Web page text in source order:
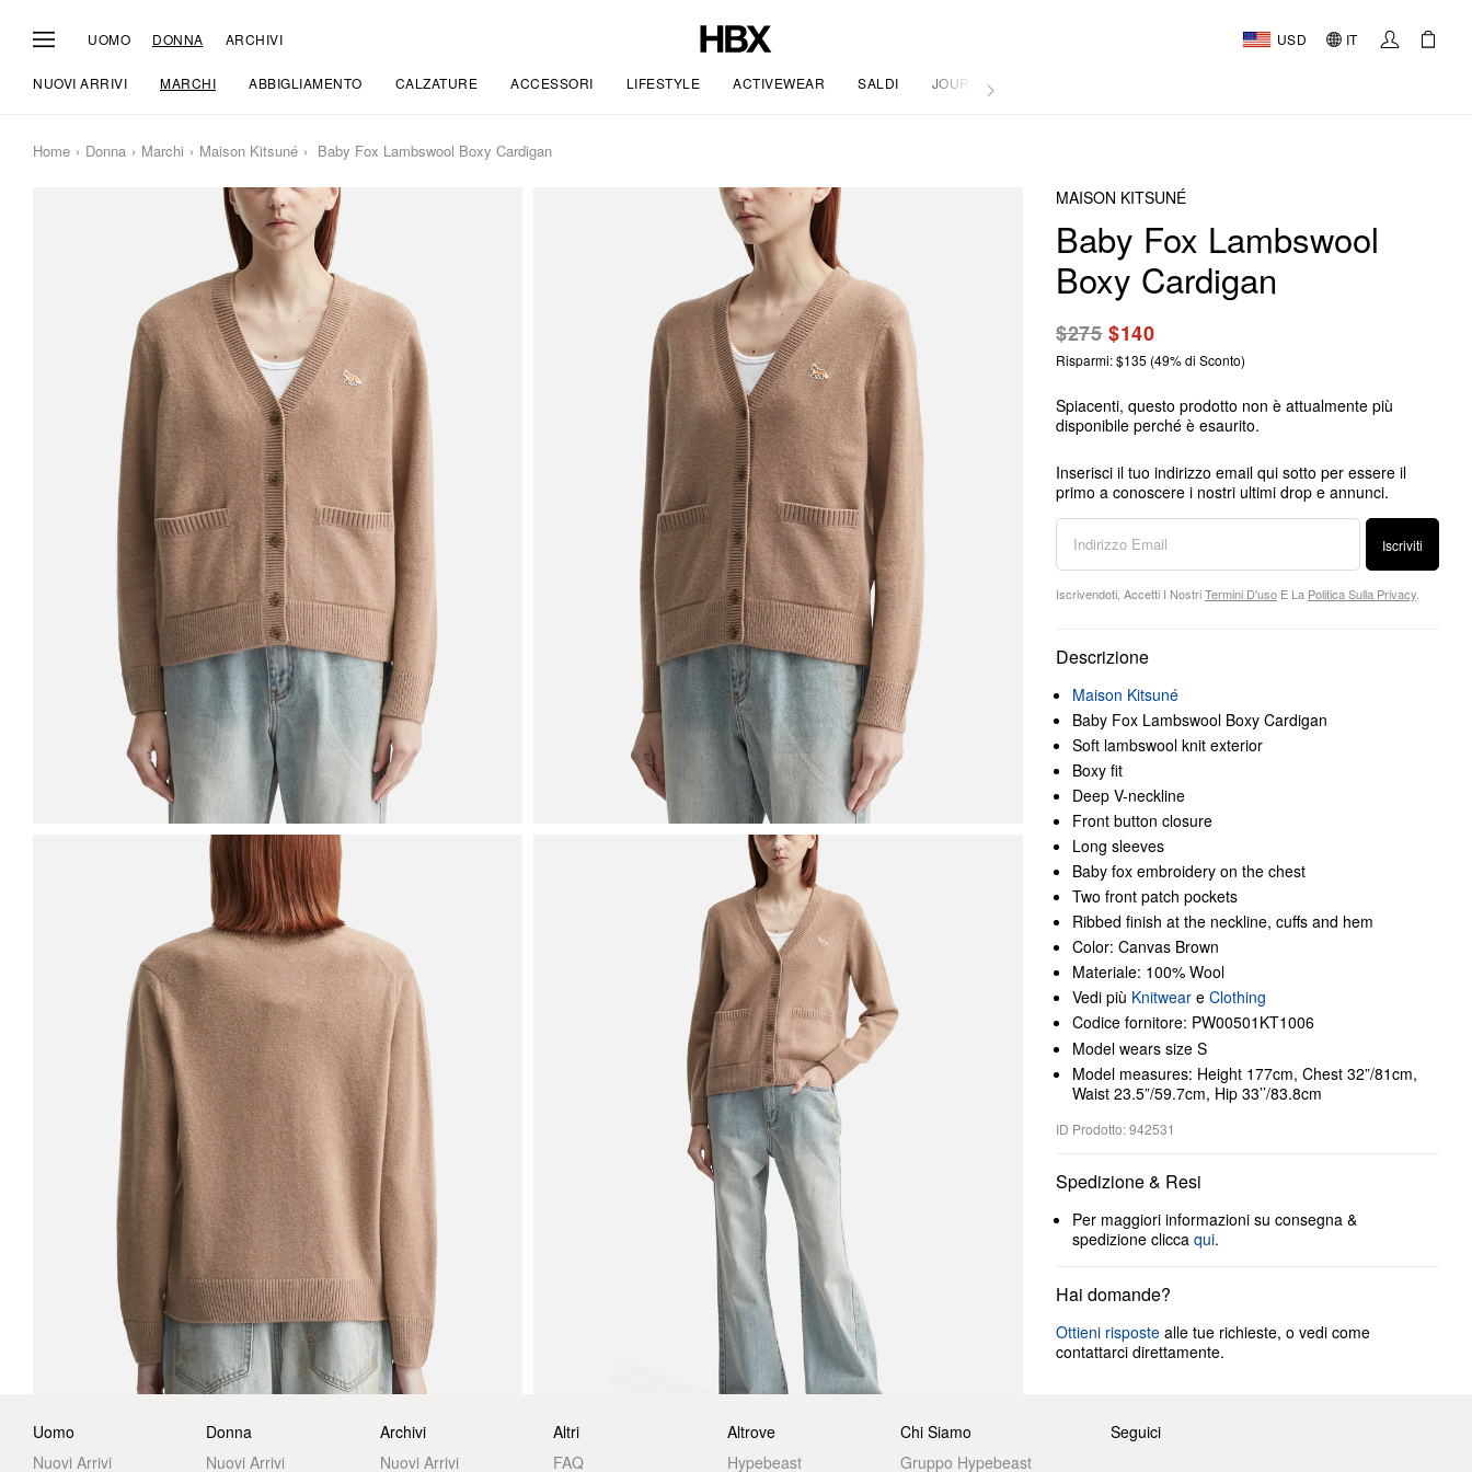
UOMO DONNA ARCHIVI USD IT
NUOVI ARRIVI MARCHI ABBIGLIAMENTO CALZATURE ACCESSORI LIFESTYLE ACTIVEWEAR SALDI JOURNAL
Home Donna Marchi Maison Kitsuné Baby Fox Lambswool Boxy Cardigan
MAISON KITSUNÉ
Baby Fox Lambswool
Boxy Cardigan
$275$140
Risparmi: $135 (49% di Sconto)
Spiacenti, questo prodotto non è attualmente più
disponibile perché è esaurito.
Inserisci il tuo indirizzo email qui sotto per essere il
primo a conoscere i nostri ultimi drop e annunci.
Iscriviti
Iscrivendoti, Accetti I NostriTermini D'uso E La Politica Sulla Privacy
Descrizione
Maison Kitsuné
Baby Fox Lambswool Boxy Cardigan
Soft lambswool knit exterior
Boxy fit
Deep V-neckline
Front button closure
Long sleeves
Baby fox embroidery on the chest
Two front patch pockets
Ribbed finish at the neckline, cuffs and hem
Color: Canvas Brown
Materiale: 100% Wool
Vedi più Knitwear e Clothing
Codice fornitore: PW00501KT1006
Model wears size S
Model measures: Height 177cm, Chest 32”/81cm,
Waist 23.5”/59.7cm, Hip 33’’/83.8cm
ID Prodotto: 942531
Spedizione & Resi
Per maggiori informazioni su consegna &
spedizione clicca qui.
Hai domande?
Ottieni risposte alle tue richieste, o vedi come
contattarci direttamente.
Uomo
Nuovi Arrivi
Donna
Nuovi Arrivi
Archivi
Nuovi Arrivi
Altri
FAQ
Altrove
Hypebeast
Chi Siamo
Gruppo Hypebeast
Seguici